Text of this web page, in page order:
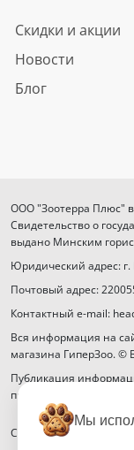
Скидки и акции
Новости
Блог
ООО "Зоотерра Плюс" в
Свидетельство о
выдано Минским
Юридический адрес:
Почтовый адрес:
Контактный e-mail:
Вся информация на
магазина ГиперЗоо.
Публикация
правообладателя
Способы оплаты
Мы